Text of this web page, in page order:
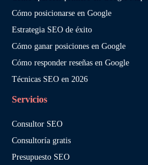
Cómo posicionarse en Google
Estrategia SEO de éxito
Cómo ganar posiciones en Google
Cómo responder reseñas en Google
Técnicas SEO en 2026
Servicios
Consultor SEO
Consultoría gratis
Presupuesto SEO